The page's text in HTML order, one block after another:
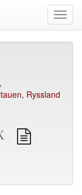
,
, Ryssland
XeLaTeX
källa